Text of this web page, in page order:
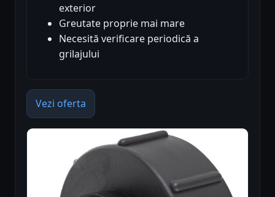
exterior
Greutate proprie mai mare
Necesită verificare periodică a
grilajului
Vezi oferta